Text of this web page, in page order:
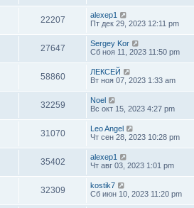
22207
alexep1
Пт дек 29, 2023 12:11 pm
27647
Sergey Kor
Сб ноя 11, 2023 11:50 pm
58860
ЛЕКСЕЙ
Вт ноя 07, 2023 1:33 am
32259
Noel
Вс окт 15, 2023 4:27 pm
31070
Leo Angel
Чт сен 28, 2023 10:28 pm
35402
alexep1
Чт авг 03, 2023 1:01 pm
32309
kostik7
Сб июн 10, 2023 11:20 pm